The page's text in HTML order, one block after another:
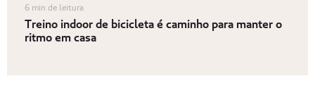
6 min de leitura
Treino indoor de bicicleta é caminho para manter o
ritmo em casa